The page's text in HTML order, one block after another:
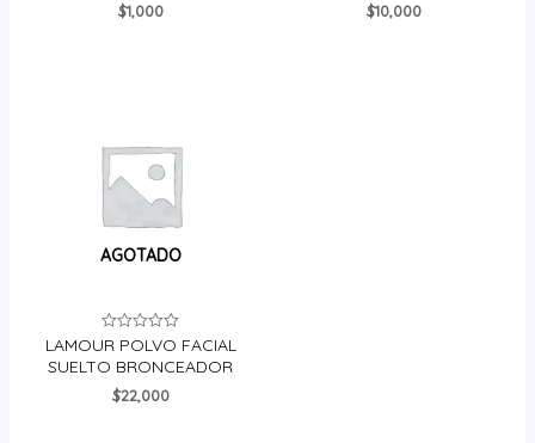
$1,000
de$10,000
AGOTADO
Valorado
0
LAMOUR POLVO FACIAL
SUELTO BRONCEADOR
$22,000